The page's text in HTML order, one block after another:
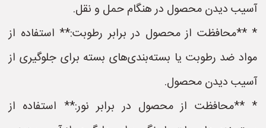
آسیب دیدن محصول در هنگام حمل و نقل.
* **محافظت از محصول در برابر رطوبت:** استفاده از
مواد ضد رطوبت یا بسته‌بندی‌های بسته برای جلوگیری از
آسیب دیدن محصول.
* **محافظت از محصول در برابر نور:** استفاده از